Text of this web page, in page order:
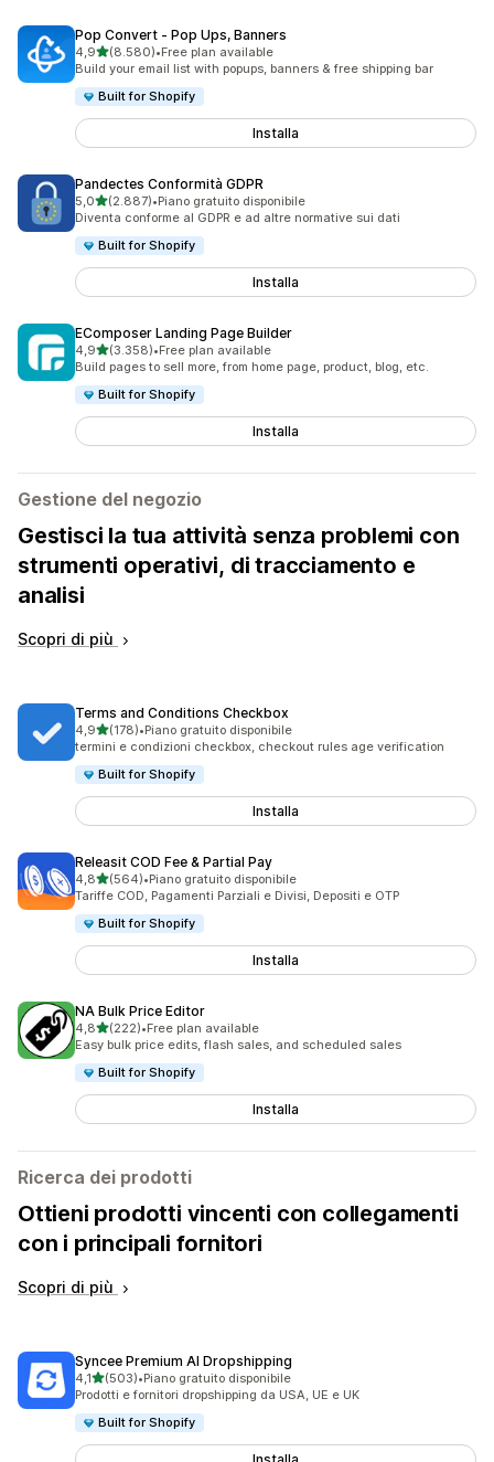
Pop Convert ‑ Pop Ups, Banners
4,9stelle su 5
(8.580)
8580 recensioni totali
•Free plan available
Build your email list with popups, banners & free shipping bar
Built for Shopify
Installa
Pandectes Conformità GDPR
5,0stelle su 5
(2.887)
2887 recensioni totali
•Piano gratuito disponibile
Diventa conforme al GDPR e ad altre normative sui dati
Built for Shopify
Installa
EComposer Landing Page Builder
4,9stelle su 5
(3.358)
3358 recensioni totali
•Free plan available
Build pages to sell more, from home page, product, blog, etc.
Built for Shopify
Installa
Gestione del negozio
Gestisci la tua attività senza problemi con
strumenti operativi, di tracciamento e
analisi
Scopri di più
Terms and Conditions Checkbox
4,9stelle su 5
(178)
178 recensioni totali
•Piano gratuito disponibile
termini e condizioni checkbox, checkout rules age verification
Built for Shopify
Installa
Releasit COD Fee & Partial Pay
4,8stelle su 5
(564)
564 recensioni totali
•Piano gratuito disponibile
Tariffe COD, Pagamenti Parziali e Divisi, Depositi e OTP
Built for Shopify
Installa
NA Bulk Price Editor
4,8stelle su 5
(222)
222 recensioni totali
•Free plan available
Easy bulk price edits, flash sales, and scheduled sales
Built for Shopify
Installa
Ricerca dei prodotti
Ottieni prodotti vincenti con collegamenti
con i principali fornitori
Scopri di più
Syncee Premium AI Dropshipping
4,1stelle su 5
(503)
503 recensioni totali
•Piano gratuito disponibile
Prodotti e fornitori dropshipping da USA, UE e UK
Built for Shopify